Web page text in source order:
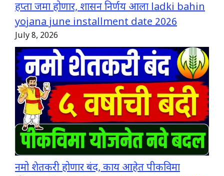
हप्ता जमा होणार, शासन निर्णय आला ladki bahin
yojana june installment date 2026
July 8, 2026
नमो शेतकरी होणार बंद, काय आहेत पीकविमा